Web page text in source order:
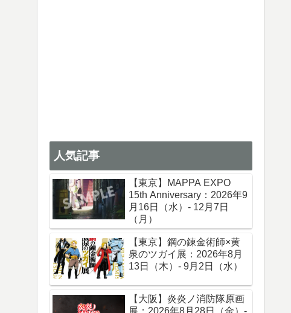
人気記事
【東京】MAPPA EXPO
15th Anniversary：2026年9
月16日（水）- 12月7日
（月）
【東京】鋼の錬金術師×黄
泉のツガイ展：2026年8月
13日（木）- 9月2日（水）
【大阪】炎炎ノ消防隊原画